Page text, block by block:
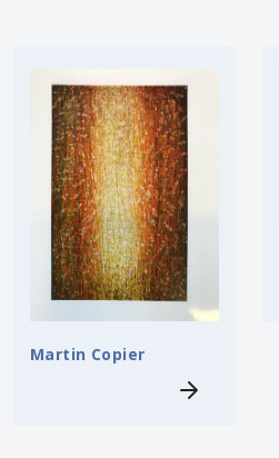
Martin Copier